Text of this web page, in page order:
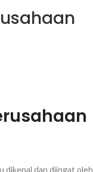
dikenal dan diingat oleh